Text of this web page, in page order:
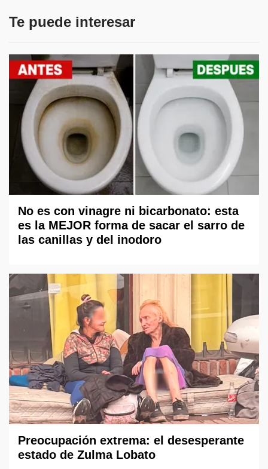
Te puede interesar
No es con vinagre ni bicarbonato: esta
es la MEJOR forma de sacar el sarro de
las canillas y del inodoro
Preocupación extrema: el desesperante
estado de Zulma Lobato